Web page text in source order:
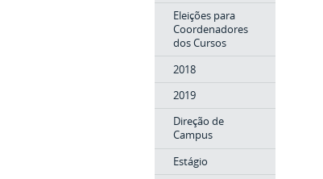
Eleições para
Coordenadores
dos Cursos
2018
2019
Direção de
Campus
Estágio